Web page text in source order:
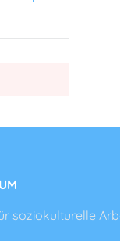
soziokulturelle